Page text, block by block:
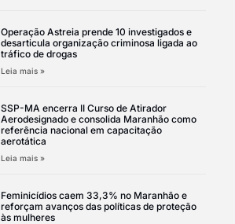
Operação Astreia prende 10 investigados e
desarticula organização criminosa ligada ao
tráfico de drogas
Leia mais »
SSP-MA encerra II Curso de Atirador
Aerodesignado e consolida Maranhão como
referência nacional em capacitação
aerotática
Leia mais »
Feminicídios caem 33,3% no Maranhão e
reforçam avanços das políticas de proteção
às mulheres